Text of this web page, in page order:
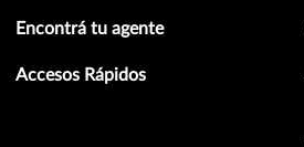
Encontrá tu agente
Accesos Rápidos